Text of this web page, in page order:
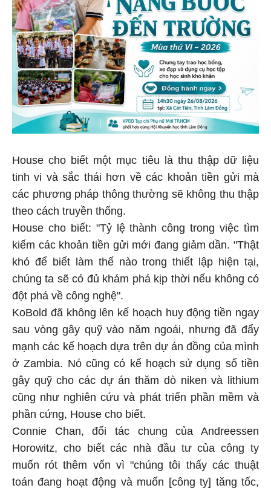
House cho biết một mục tiêu là thu thập dữ liệu
tinh vi và sắc thái hơn về các khoản tiền gửi mà
các phương pháp thông thường sẽ không thu thập
theo cách truyền thống.
House cho biết: "Tỷ lệ thành công trong việc tìm
kiếm các khoản tiền gửi mới đang giảm dần. "Thật
khó để biết làm thế nào trong thiết lập hiện tại,
chúng ta sẽ có đủ khám phá kịp thời nếu không có
đột phá về công nghệ".
KoBold đã không lên kế hoạch huy động tiền ngay
sau vòng gây quỹ vào năm ngoái, nhưng đã đẩy
mạnh các kế hoạch dựa trên dự án đồng của mình
ở Zambia. Nó cũng có kế hoạch sử dụng số tiền
gây quỹ cho các dự án thăm dò niken và lithium
cũng như nghiên cứu và phát triển phần mềm và
phần cứng, House cho biết.
Connie Chan, đối tác chung của Andreessen
Horowitz, cho biết các nhà đầu tư của công ty
muốn rót thêm vốn vì "chúng tôi thấy các thuật
toán đang hoạt động và muốn [công ty] tăng tốc,